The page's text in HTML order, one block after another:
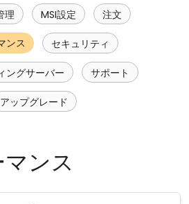
理 MSI設定 注文
ンス セキュリティ
ングサーバー サポート
アップグレード
ンス
ポート